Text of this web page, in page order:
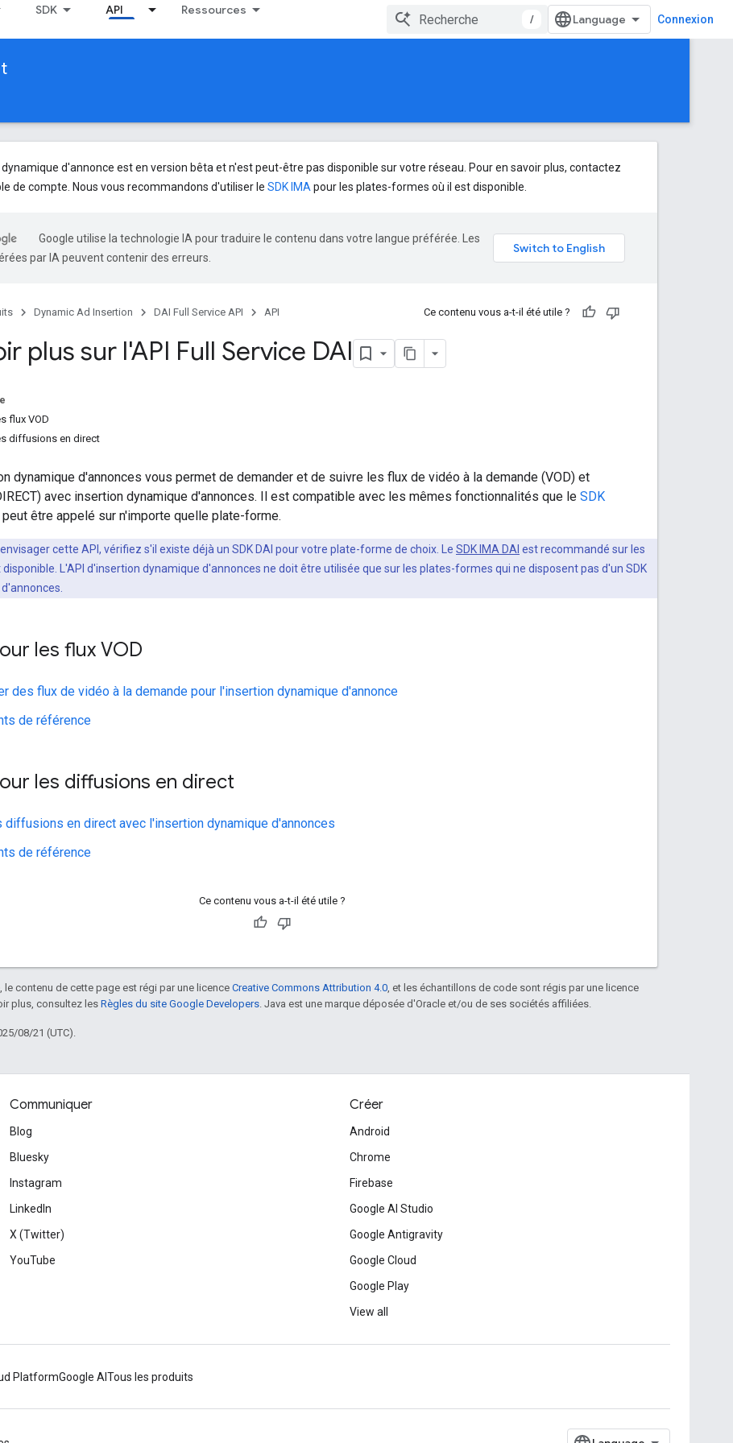
SDK API Ressources
/ Connexion
dynamique d'annonce est en version bêta et n'est peut-être pas disponible sur votre réseau. Pour en savoir plus, contactez
de compte. Nous vous recommandons d'utiliser le SDK IMA pour les plates-formes où il est disponible.
Google utilise la technologie IA pour traduire le contenu dans votre langue préférée. Les
par IA peuvent contenir des erreurs.
Dynamic Ad Insertion DAI Full Service API API Ce contenu vous a-t-il été utile ?
plus sur l'API Full Service DAI
flux VOD
diffusions en direct
dynamique d'annonces vous permet de demander et de suivre les flux de vidéo à la demande (VOD) et
avec insertion dynamique d'annonces. Il est compatible avec les mêmes fonctionnalités que le SDK
peut être appelé sur n'importe quelle plate-forme.
cette API, vérifiez s'il existe déjà un SDK DAI pour votre plate-forme de choix. Le SDK IMA DAI est recommandé sur les
disponible. L'API d'insertion dynamique d'annonces ne doit être utilisée que sur les plates-formes qui ne disposent pas d'un SDK
les flux VOD
des flux de vidéo à la demande pour l'insertion dynamique d'annonce
de référence
les diffusions en direct
diffusions en direct avec l'insertion dynamique d'annonces
de référence
Ce contenu vous a-t-il été utile ?
le contenu de cette page est régi par une licence Creative Commons Attribution 4.0 , et les échantillons de code sont régis par une licence
plus, consultez les Règles du site Google Developers . Java est une marque déposée d'Oracle et/ou de ses sociétés affiliées.
08/21 (UTC).
Communiquer
Blog
Bluesky
Instagram
LinkedIn
X (Twitter)
YouTube
Créer
Android
Chrome
Firebase
Google AI Studio
Google Antigravity
Google Cloud
Google Play
View all
PlatformGoogle AI Tous les produits